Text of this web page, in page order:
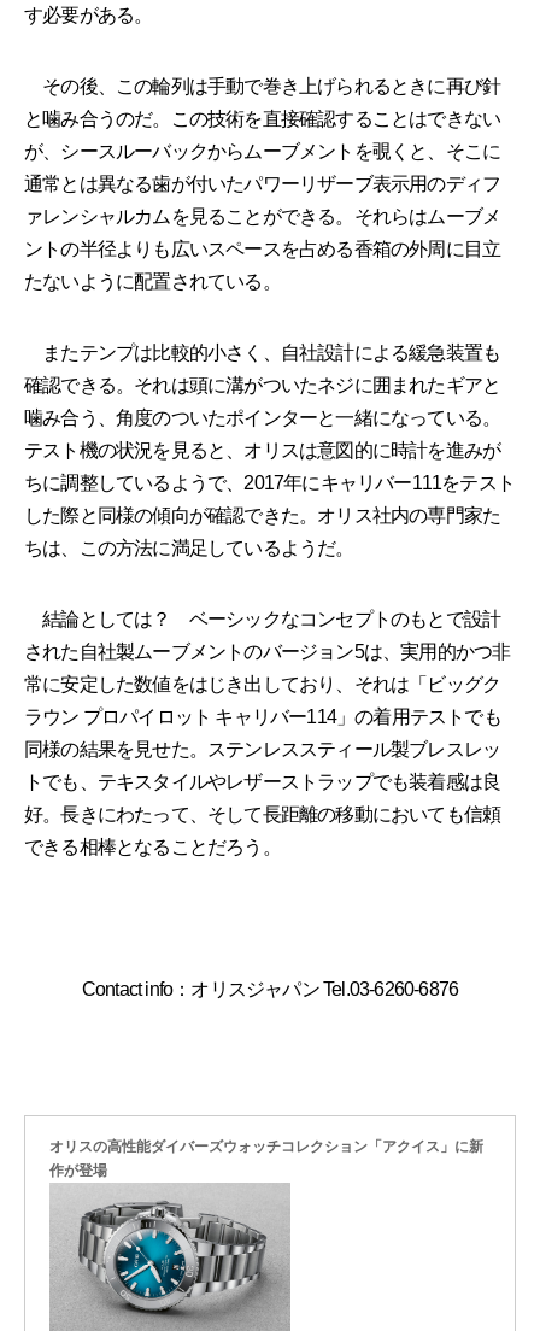
す必要がある。
その後、この輪列は手動で巻き上げられるときに再び針
と噛み合うのだ。この技術を直接確認することはできない
が、シースルーバックからムーブメントを覗くと、そこに
通常とは異なる歯が付いたパワーリザーブ表示用のディフ
ァレンシャルカムを見ることができる。それらはムーブメ
ントの半径よりも広いスペースを占める香箱の外周に目立
たないように配置されている。
またテンプは比較的小さく、自社設計による緩急装置も
確認できる。それは頭に溝がついたネジに囲まれたギアと
噛み合う、角度のついたポインターと一緒になっている。
テスト機の状況を見ると、オリスは意図的に時計を進みが
ちに調整しているようで、2017年にキャリバー111をテスト
した際と同様の傾向が確認できた。オリス社内の専門家た
ちは、この方法に満足しているようだ。
結論としては？ ベーシックなコンセプトのもとで設計
された自社製ムーブメントのバージョン5は、実用的かつ非
常に安定した数値をはじき出しており、それは「ビッグク
ラウン プロパイロット キャリバー114」の着用テストでも
同様の結果を見せた。ステンレススティール製ブレスレッ
トでも、テキスタイルやレザーストラップでも装着感は良
好。長きにわたって、そして長距離の移動においても信頼
できる相棒となることだろう。
Contact info：オリスジャパン Tel.03-6260-6876
オリスの高性能ダイバーズウォッチコレクション「アクイス」に新
作が登場